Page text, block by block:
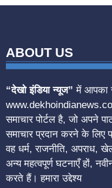
ABOUT US
“देखो इंडिया न्यूज” में आपका
समाचार पोर्टल है, जो अपने
समाचार प्रदान करने के लिए
वह धर्म, राजनीति, अपराध,
अन्य महत्वपूर्ण घटनाएँ हों,
करते हैं। हमारा उद्देश्य